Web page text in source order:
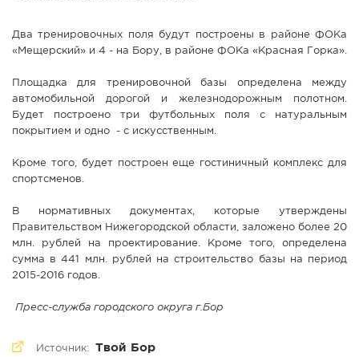
Два тренировочных поля будут построены в районе ФОКа
«Мещерский» и 4 - на Бору, в районе ФОКа «Красная Горка».
Площадка для тренировочной базы определена между
автомобильной дорогой и железнодорожным полотном.
Будет построено три футбольных поля с натуральным
покрытием и одно - с искусственным.
Кроме того, будет построен еще гостиничный комплекс для
спортсменов.
В нормативных документах, которые утверждены
Правительством Нижегородской области, заложено более 20
млн. рублей на проектирование. Кроме того, определена
сумма в 441 млн. рублей на строительство базы на период
2015-2016 годов.
Пресс-служба городского округа г.Бор
Источник: Твой Бор